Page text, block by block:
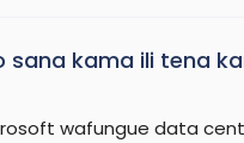
sana kama ili tena
wafungue data